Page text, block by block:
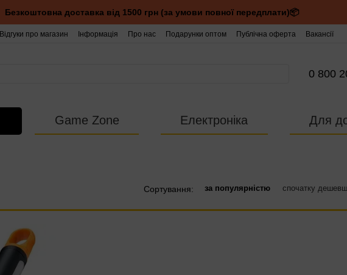
Безкоштовна доставка від 1500 грн (за умови повної передплати)📦
Відгуки про магазин Інформація Про нас Подарунки оптом Публічна оферта Вакансії
0 800
Game Zone Електроніка Для
Сортування: за популярністю спочатку